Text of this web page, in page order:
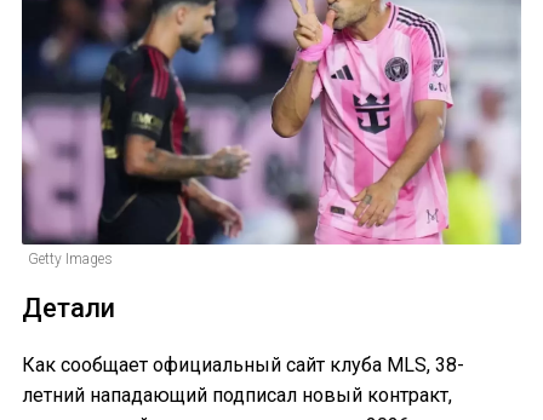
Getty Images
Детали
Как сообщает официальный сайт клуба MLS, 38-
летний нападающий подписал новый контракт,